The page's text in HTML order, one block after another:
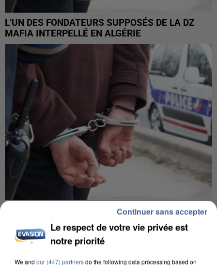
L’UN DES FONDATEURS SUPPOSÉS DE LA DZ
MAFIA INTERPELLÉ EN ALGÉRIE
UN SECOND CADRE DE LA DZ MAFIA
Le respect de votre vie privée est
notre priorité
We and our (447) partnersdo the following data processing based on
Continuer sans accepter